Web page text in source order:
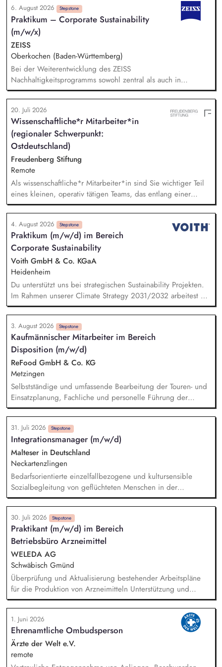
Angebotserstellung bis zur eigenverantwortlichen Umsetzung.
Auf Basis der jeweiligen Herausforderungen entwickelst du
passgenaue Beratungsprozesse und berätst Organisationen zu
zentralen Fragen ihrer finanziellen Steuerung und
strategischen Weiterentwicklung.
6. August 2026 Stepstone
Praktikum – Corporate Sustainability
(m/w/x)
ZEISS
Oberkochen (Baden-Württemberg)
Bei der Weiterentwicklung des ZEISS
Nachhaltigkeitsprogramms sowohl zentral als auch in
Zusammenarbeit mit den strategischen Geschäftseinheiten
unterstützen Bei der Nachhaltigkeitsberichterstattung
unterstützen, einschließlich der Berücksichtigung gesetzlicher
Anforderungen und unserer Klimastrategie nach anerkannten
Standards (z. B. CSRD, EU-Taxonomie, LKSG, CSDDD, SBTi).
Recherchen und Analysen zu aktuellen Nachhaltigkeitsthemen
anfertigen Datenrecherchen und ggf. Daten-Modellierungen
durchführen Das Sustainability Team bei Unternehmensratings,
insbesondere CDP und EcoVadis, unterstützen
20. Juli 2026
Wissenschaftliche*r Mitarbeiter*in
(regionaler Schwerpunkt:
Ostdeutschland)
Freudenberg Stiftung
Remote
Als wissenschaftliche*r Mitarbeiter*in sind Sie wichtiger Teil
eines kleinen, operativ tätigen Teams, das entlang einer
klaren Programmatik langfristig soziale Innovation
implementiert. Sie unterstützen die Geschäftsführung bei der
Umsetzung der Stiftungsprogrammatik und entwickeln dabei
die Internationalisierungsstrategie der Stiftung weiter. Sie
übersetzen wissenschaftliche Erkenntnisse in
alltagsangebundene Handlungsansätze entlang unserer
Stiftungsprogrammatik.
4. August 2026 Stepstone
Praktikum (m/w/d) im Bereich
Corporate Sustainability
Voith GmbH & Co. KGaA
Heidenheim
Du unterstützt uns bei strategischen Sustainability Projekten.
Im Rahmen unserer Climate Strategy 2031/2032 arbeitest Du
an möglichen CO2-Reduktionsmaßnahmen. Bei unserer Reise
auf dem Weg zur Corporate Sustainability Reporting-Directive
(CSRD) der EU erarbeitest Du KPI-Analysen und unterstützt
bei dem Facelift unseres Sustainability Reportings. Dabei
übernimmst Du konkret Verantwortung als Teilprojektleiter. Du
bist ein fester Teil des Teams bei unternehmensweiten
Initiativen wie dem UN Global Compact und arbeitest aktiv
an den Sustainable Development Goals der Vereinten
Nationen.
3. August 2026 Stepstone
Kaufmännischer Mitarbeiter im Bereich
Disposition (m/w/d)
ReFood GmbH & Co. KG
Metzingen
Selbstständige und umfassende Bearbeitung der Touren- und
Einsatzplanung, Fachliche und personelle Führung der
eingesetzten Fahrer, Sicherstellung der Betriebsbereitschaft
der technischen Ausrüstung sowie unserer Fahrzeuge,
Erstellung und Pflege von Arbeitsanweisungen,
Arbeitsrichtlinien und Ablaufplänen, Laufende Überprüfung
und Optimierung der Logistikprozesse, Ansprechpartner im
Tagesgeschäft für unsere Kunden, Bearbeitung aller
kaufmännischen/administrativen Themen im Tagesgeschäft
31. Juli 2026 Stepstone
Integrationsmanager (m/w/d)
Malteser in Deutschland
Neckartenzlingen
Bedarfsorientierte einzelfallbezogene und kultursensible
Sozialbegleitung von geflüchteten Menschen in der
Anschlussunterbringung im GVV Neckartenzlingen (Beratung
bei Fragen rund um die Themen Arbeit, Wohnen,
Gesundheit und Finanzen) Zusammenarbeit mit den
Behörden der Flüchtlingsarbeit (Jobcenter, Kommune etc.)
Einbindung und Ansprechpartner (m/w/d) für Ehrenamtliche
Erstellung und Auswertung von Integrationsverläufen
Netzwerkarbeit im Sozialraum
30. Juli 2026 Stepstone
Praktikant (m/w/d) im Bereich
Betriebsbüro Arzneimittel
WELEDA AG
Schwäbisch Gmünd
Überprüfung und Aktualisierung bestehender Arbeitspläne
für die Produktion von Arzneimitteln Unterstützung und
eigenständige Aufnahme von Prozesszeiten in der Produktion
Arzneimittel Analyse und Dokumentation von
Produktionsabläufen gemäß GMP-Richtlinien Auswertung und
Beurteilung von Prozessdaten zur Identifikation von
Verbesserungspotenzialen Unterstützung bei der
Implementierung von Änderungen in den Arbeitsplänen
1. Juni 2026
Ehrenamtliche Ombudsperson
Ärzte der Welt e.V.
remote